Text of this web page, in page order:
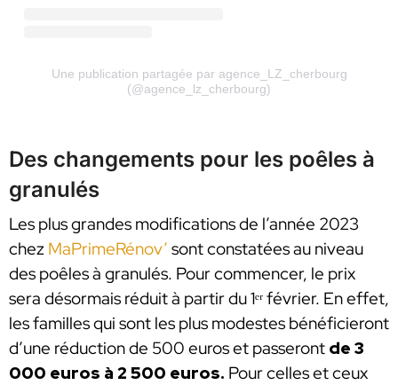
Une publication partagée par agence_LZ_cherbourg
(@agence_lz_cherbourg)
Des changements pour les poêles à
granulés
Les plus grandes modifications de l’année 2023
chez MaPrimeRénov’ sont constatées au niveau
des poêles à granulés. Pour commencer, le prix
sera désormais réduit à partir du 1ᵉʳ février. En effet,
les familles qui sont les plus modestes bénéficieront
d’une réduction de 500 euros et passeront de 3
000 euros à 2 500 euros. Pour celles et ceux